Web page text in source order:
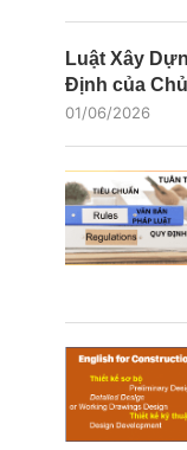
Luật Xây
Định của
01/06/2026